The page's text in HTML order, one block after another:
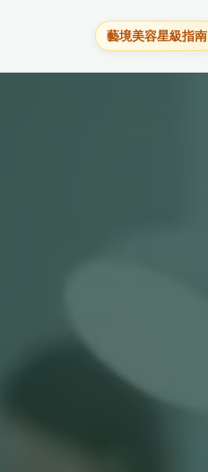
藝境美容星級指南